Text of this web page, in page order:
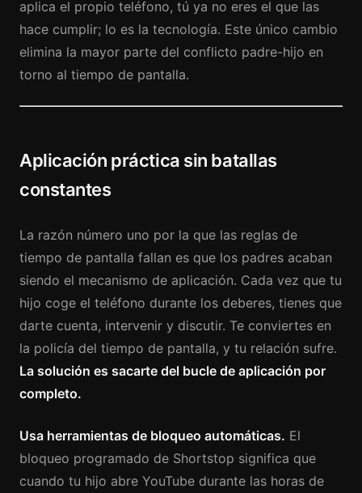
aplica el propio teléfono, tú ya no eres el que las
hace cumplir; lo es la tecnología. Este único cambio
elimina la mayor parte del conflicto padre-hijo en
torno al tiempo de pantalla.
Aplicación práctica sin batallas
constantes
La razón número uno por la que las reglas de
tiempo de pantalla fallan es que los padres acaban
siendo el mecanismo de aplicación. Cada vez que tu
hijo coge el teléfono durante los deberes, tienes que
darte cuenta, intervenir y discutir. Te conviertes en
la policía del tiempo de pantalla, y tu relación sufre.
La solución es sacarte del bucle de aplicación por
completo.
Usa herramientas de bloqueo automáticas. El
bloqueo programado de Shortstop significa que
cuando tu hijo abre YouTube durante las horas de